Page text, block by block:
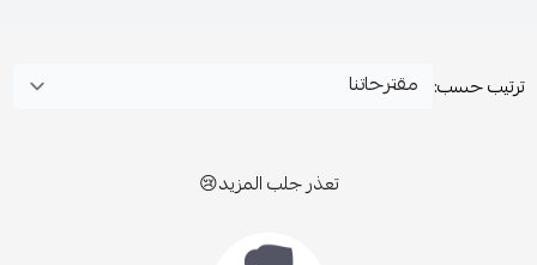
ترتيب حسب:
تعذر جلب المزيد😢